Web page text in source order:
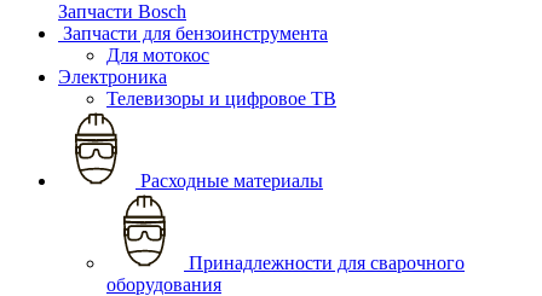
Запчасти Bosch
Запчасти для бензоинструмента
Для мотокос
Электроника
Телевизоры и цифровое ТВ
Расходные материалы
Принадлежности для сварочного
оборудования